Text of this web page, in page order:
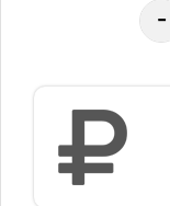
-